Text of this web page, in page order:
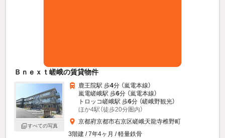
Ｂｎｅｘｔ嵯峨の賃貸物件
すべての写真
鹿王院駅 歩4分 （嵐電本線）
嵐電嵯峨駅 歩6分 （嵐電本線）
トロッコ嵯峨駅 歩6分 （嵯峨野観光）
ほか4駅（徒歩20分圏内）
京都府京都市右京区嵯峨天龍寺椎野町
3階建 / 7年4ヶ月 / 軽量鉄骨